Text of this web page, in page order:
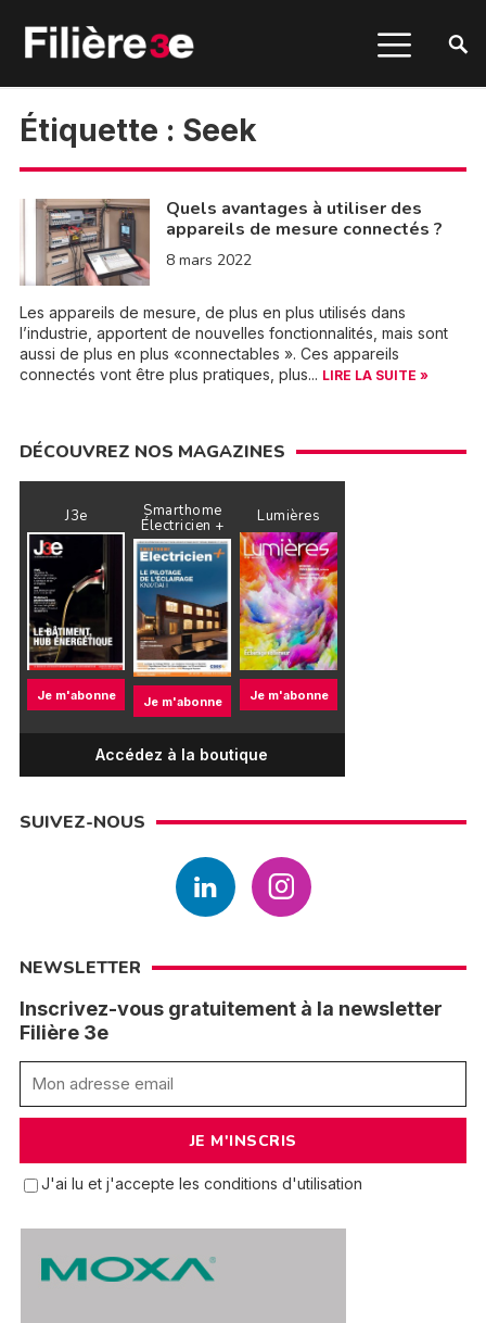
Étiquette : Seek
Quels avantages à utiliser des
appareils de mesure connectés ?
8 mars 2022
Les appareils de mesure, de plus en plus utilisés dans
l’industrie, apportent de nouvelles fonctionnalités, mais sont
aussi de plus en plus «connectables ». Ces appareils
connectés vont être plus pratiques, plus... LIRE LA SUITE »
DÉCOUVREZ NOS MAGAZINES
J3e
Je m'abonne
Smarthome
Électricien +
Je m'abonne
Lumières
Je m'abonne
Accédez à la boutique
SUIVEZ-NOUS
NEWSLETTER
Inscrivez-vous gratuitement à la newsletter
Filière 3e
J'ai lu et j'accepte les conditions d'utilisation